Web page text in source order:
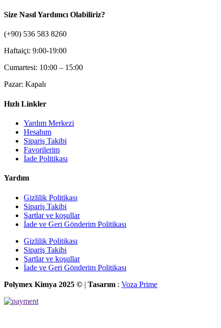
Size Nasıl Yardımcı Olabiliriz?
(+90) 536 583 8260
Haftaiçi: 9:00-19:00
Cumartesi: 10:00 – 15:00
Pazar: Kapalı
Hızlı Linkler
Yardım Merkezi
Hesabım
Sipariş Takibi
Favorilerim
İade Politikası
Yardım
Gizlilik Politikası
Sipariş Takibi
Şartlar ve koşullar
İade ve Geri Gönderim Politikası
Gizlilik Politikası
Sipariş Takibi
Şartlar ve koşullar
İade ve Geri Gönderim Politikası
Polymex Kimya 2025 © | Tasarım : Voza Prime